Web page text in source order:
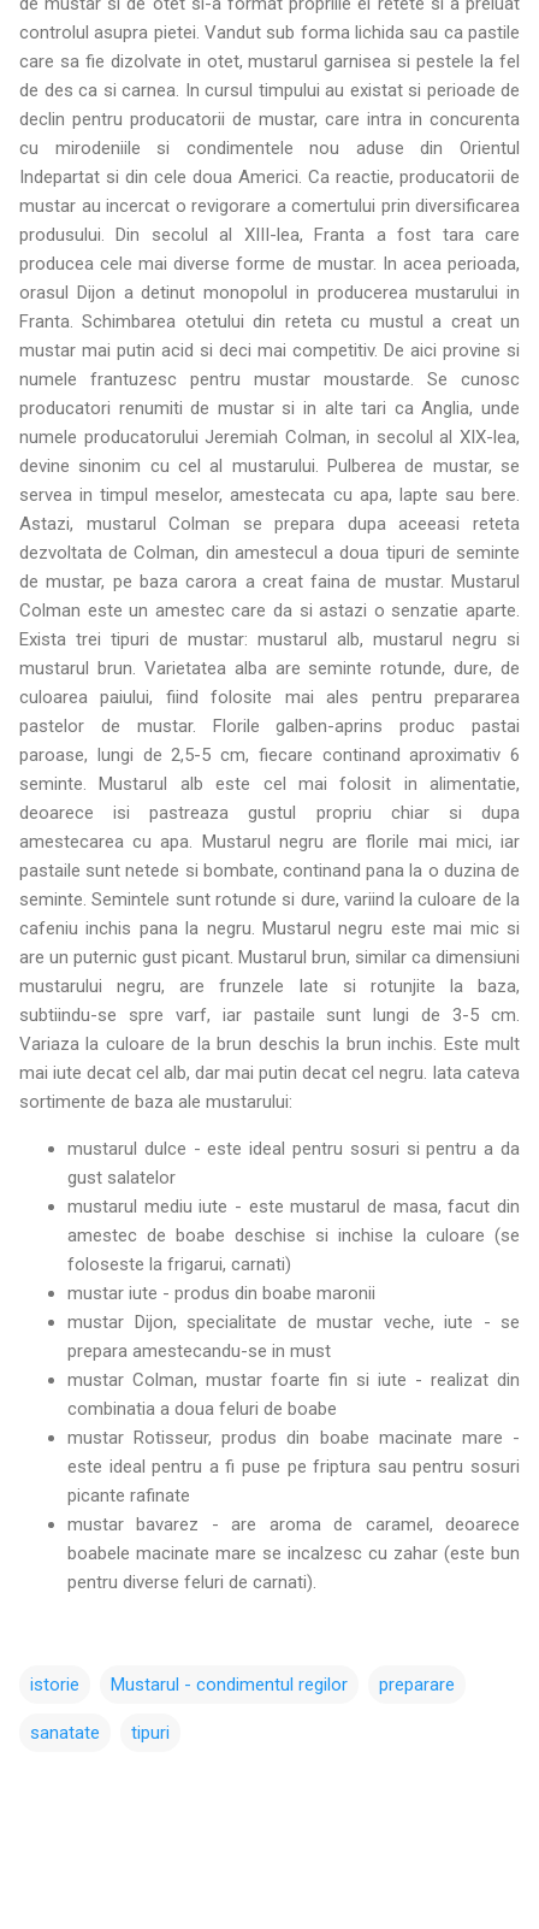
controlul asupra pietei. Vandut sub forma lichida sau ca pastile
care sa fie dizolvate in otet, mustarul garnisea si pestele la fel
de des ca si carnea. In cursul timpului au existat si perioade de
declin pentru producatorii de mustar, care intra in concurenta
cu mirodeniile si condimentele nou aduse din Orientul
Indepartat si din cele doua Americi. Ca reactie, producatorii de
mustar au incercat o revigorare a comertului prin diversificarea
produsului. Din secolul al XIII-lea, Franta a fost tara care
producea cele mai diverse forme de mustar. In acea perioada,
orasul Dijon a detinut monopolul in producerea mustarului in
Franta. Schimbarea otetului din reteta cu mustul a creat un
mustar mai putin acid si deci mai competitiv. De aici provine si
numele frantuzesc pentru mustar moustarde. Se cunosc
producatori renumiti de mustar si in alte tari ca Anglia, unde
numele producatorului Jeremiah Colman, in secolul al XIX-lea,
devine sinonim cu cel al mustarului. Pulberea de mustar, se
servea in timpul meselor, amestecata cu apa, lapte sau bere.
Astazi, mustarul Colman se prepara dupa aceeasi reteta
dezvoltata de Colman, din amestecul a doua tipuri de seminte
de mustar, pe baza carora a creat faina de mustar. Mustarul
Colman este un amestec care da si astazi o senzatie aparte.
Exista trei tipuri de mustar: mustarul alb, mustarul negru si
mustarul brun. Varietatea alba are seminte rotunde, dure, de
culoarea paiului, fiind folosite mai ales pentru prepararea
pastelor de mustar. Florile galben-aprins produc pastai
paroase, lungi de 2,5-5 cm, fiecare continand aproximativ 6
seminte. Mustarul alb este cel mai folosit in alimentatie,
deoarece isi pastreaza gustul propriu chiar si dupa
amestecarea cu apa. Mustarul negru are florile mai mici, iar
pastaile sunt netede si bombate, continand pana la o duzina de
seminte. Semintele sunt rotunde si dure, variind la culoare de la
cafeniu inchis pana la negru. Mustarul negru este mai mic si
are un puternic gust picant. Mustarul brun, similar ca dimensiuni
mustarului negru, are frunzele late si rotunjite la baza,
subtiindu-se spre varf, iar pastaile sunt lungi de 3-5 cm.
Variaza la culoare de la brun deschis la brun inchis. Este mult
mai iute decat cel alb, dar mai putin decat cel negru. Iata cateva
sortimente de baza ale mustarului:
mustarul dulce - este ideal pentru sosuri si pentru a da
gust salatelor
mustarul mediu iute - este mustarul de masa, facut din
amestec de boabe deschise si inchise la culoare (se
foloseste la frigarui, carnati)
mustar iute - produs din boabe maronii
mustar Dijon, specialitate de mustar veche, iute - se
prepara amestecandu-se in must
mustar Colman, mustar foarte fin si iute - realizat din
combinatia a doua feluri de boabe
mustar Rotisseur, produs din boabe macinate mare -
este ideal pentru a fi puse pe friptura sau pentru sosuri
picante rafinate
mustar bavarez - are aroma de caramel, deoarece
boabele macinate mare se incalzesc cu zahar (este bun
pentru diverse feluri de carnati).
istorie Mustarul - condimentul regilor preparare
sanatate tipuri